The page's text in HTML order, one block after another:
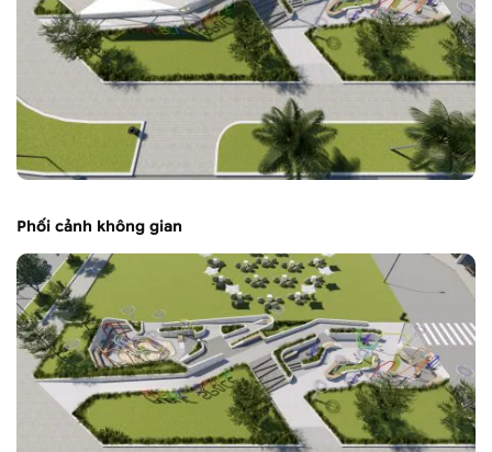
Phối cảnh không gian